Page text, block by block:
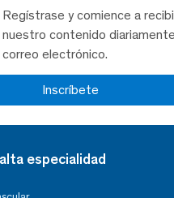
Regístrase y comience a
nuestro contenido
correo electrónico.
Inscríbete
especialidad